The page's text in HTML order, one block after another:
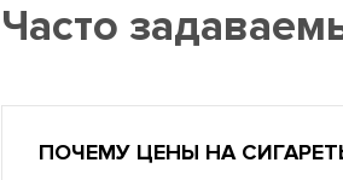
Часто
ПОЧЕМУ ЦЕНЫ НА